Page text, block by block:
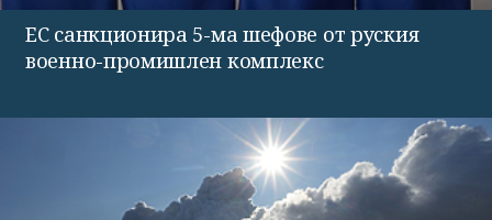
ЕС санкционира 5-ма шефове от руския
военно-промишлен комплекс